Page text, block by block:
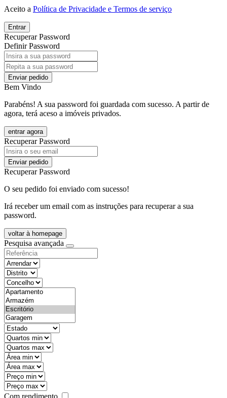
Aceito a Política de Privacidade e Termos de serviço
Entrar
Recuperar Password
Definir Password
Enviar pedido
Bem Vindo
Parabéns! A sua password foi guardada com sucesso. A partir de
agora, terá aceso a imóveis privados.
entrar agora
Recuperar Password
Enviar pedido
Recuperar Password
O seu pedido foi enviado com sucesso!
Irá receber um email com as instruções para recuperar a sua
password.
voltar à homepage
Pesquisa avançada
objective
districtId
countyId
types
state
mintypo
maxtypo
minarea
maxarea
minprice
maxprice
Com rendimento